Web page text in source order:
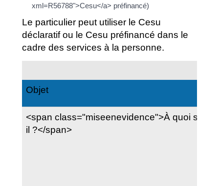
xml=R56788">Cesu</a> préfinancé)
Le particulier peut utiliser le Cesu
déclaratif ou le Cesu préfinancé dans le
cadre des services à la personne.
Objet
<span class="miseenevidence">À quoi sert-
il ?</span>